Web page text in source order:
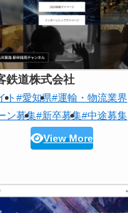
鉄道株式会社
ト#愛知県#運輸・物流業界
ン募集#新卒募集#中途募集
View More